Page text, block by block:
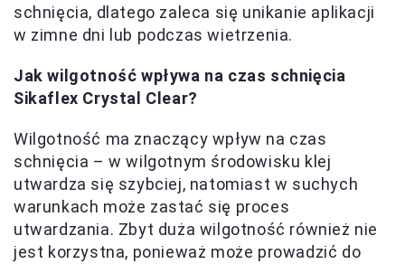
schnięcia, dlatego zaleca się unikanie aplikacji
w zimne dni lub podczas wietrzenia.
Jak wilgotność wpływa na czas schnięcia
Sikaflex Crystal Clear?
Wilgotność ma znaczący wpływ na czas
schnięcia – w wilgotnym środowisku klej
utwardza się szybciej, natomiast w suchych
warunkach może zastać się proces
utwardzania. Zbyt duża wilgotność również nie
jest korzystna, ponieważ może prowadzić do